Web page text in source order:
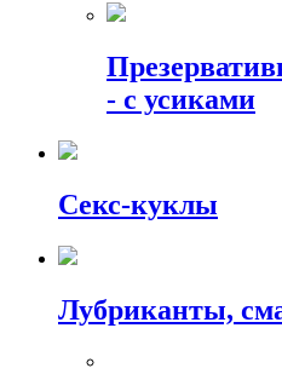
- с усиками
Секс-куклы
Лубриканты,